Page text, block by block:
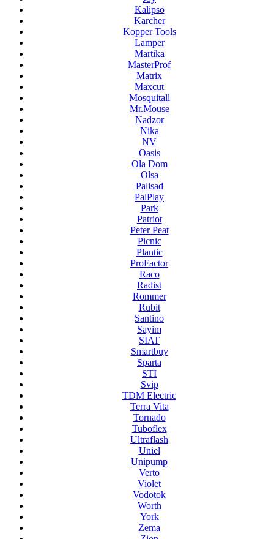
Kalipso
Karcher
Kopper Tools
Lamper
Martika
MasterProf
Matrix
Maxcut
Mosquitall
Mr.Mouse
Nadzor
Nika
NV
Oasis
Ola Dom
Olsa
Palisad
PalPlay
Park
Patriot
Peter Peat
Picnic
Plantic
ProFactor
Raco
Radist
Rommer
Rubit
Santino
Sayim
SIAT
Smartbuy
Sparta
STI
Svip
TDM Electric
Terra Vita
Tornado
Tuboflex
Ultraflash
Uniel
Unipump
Verto
Violet
Vodotok
Worth
York
Zema